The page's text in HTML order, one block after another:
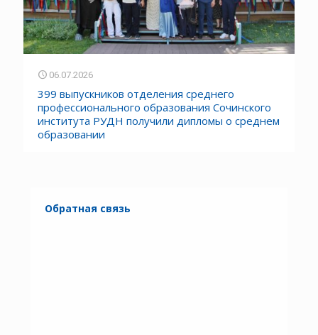
06.07.2026
399 выпускников отделения среднего
профессионального образования Сочинского
института РУДН получили дипломы о среднем
образовании
Обратная связь